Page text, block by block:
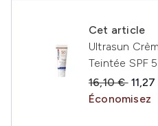
Cet article
Ultrasun
Teintée SPF
Prix de vente
16,10 € Prix
Économisez